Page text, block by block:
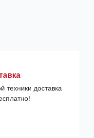
техники доставка